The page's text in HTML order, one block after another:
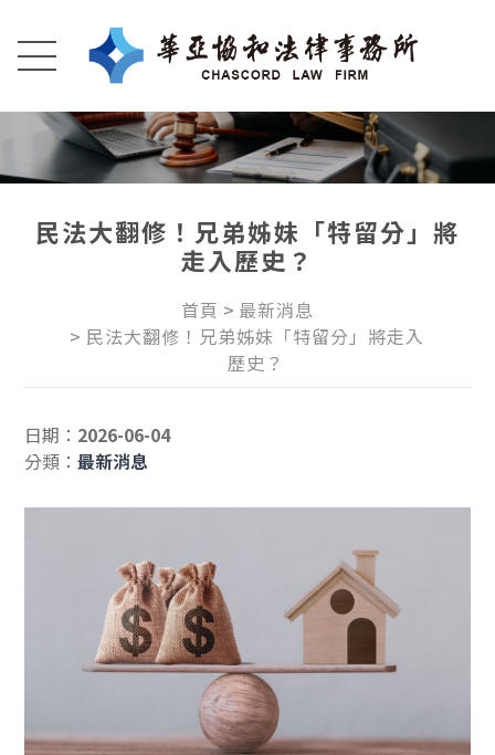
民法大翻修！兄弟姊妹「特留分」將
走入歷史？
首頁
最新消息
民法大翻修！兄弟姊妹「特留分」將走入
歷史？
日期： 2026-06-04
分類：最新消息